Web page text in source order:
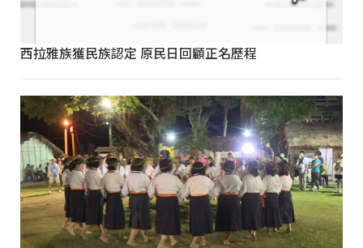
西拉雅族獲民族認定 原民日回顧正名歷程